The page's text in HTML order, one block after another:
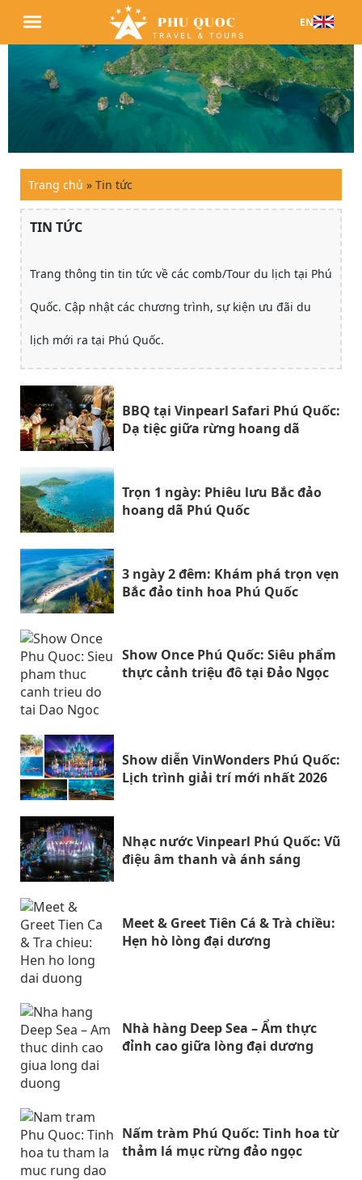
EN
Trang chủ » Tin tức
TIN TỨC
Trang thông tin tin tức về các comb/Tour du lịch tại Phú
Quốc. Cập nhật các chương trình, sự kiện ưu đãi du
lịch mới ra tại Phú Quốc.
BBQ tại Vinpearl Safari Phú Quốc:
Dạ tiệc giữa rừng hoang dã
Trọn 1 ngày: Phiêu lưu Bắc đảo
hoang dã Phú Quốc
3 ngày 2 đêm: Khám phá trọn vẹn
Bắc đảo tinh hoa Phú Quốc
Show Once Phú Quốc: Siêu phẩm
thực cảnh triệu đô tại Đảo Ngọc
Show diễn VinWonders Phú Quốc:
Lịch trình giải trí mới nhất 2026
Nhạc nước Vinpearl Phú Quốc: Vũ
điệu âm thanh và ánh sáng
Meet & Greet Tiên Cá & Trà chiều:
Hẹn hò lòng đại dương
Nhà hàng Deep Sea – Ẩm thực
đỉnh cao giữa lòng đại dương
Nấm tràm Phú Quốc: Tinh hoa từ
thảm lá mục rừng đảo ngọc